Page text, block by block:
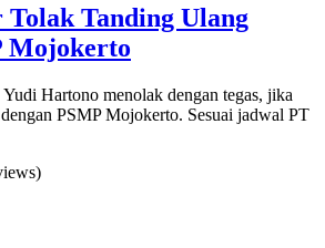
Tolak Tanding Ulang
Mojokerto
Hartono menolak dengan tegas, jika
PSMP Mojokerto. Sesuai jadwal PT